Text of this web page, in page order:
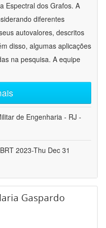
Espectral dos Grafos. A
diferentes
autovalores, descritos
disso, algumas aplicações
na pesquisa. A equipe
de Engenharia - RJ -
2023-Thu Dec 31
Gaspardo